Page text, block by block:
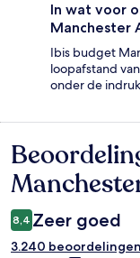
In wat voor
Manchester
Ibis budget
loopafstand
onder de
8,4 Zeer goed
3.240 beoordelingen